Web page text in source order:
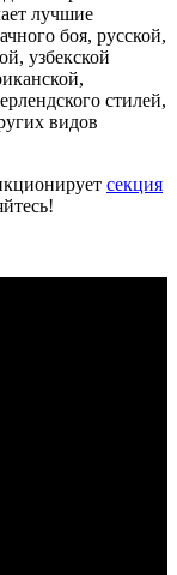
лучшие
боя, русской,
узбекской
стилей,
видов
секция